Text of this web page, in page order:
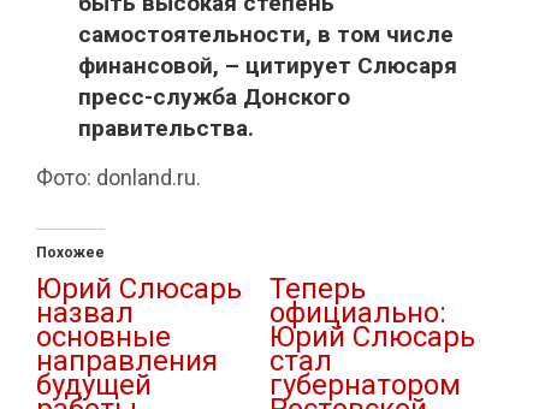
самостоятельности, в том числе
финансовой, – цитирует Слюсаря
пресс-служба Донского
правительства.
Фото: donland.ru.
Похожее
Юрий Слюсарь
назвал
основные
направления
будущей
Теперь
официально:
Юрий Слюсарь
стал
губернатором